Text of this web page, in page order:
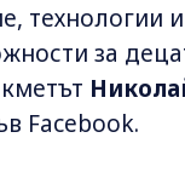
технологии
за
Facebook.